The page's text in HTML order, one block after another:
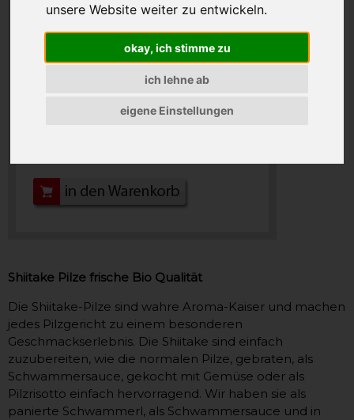
unsere Website weiter zu entwickeln.
okay, ich stimme zu
ich lehne ab
eigene Einstellungen
Preis inkl. MwSt., zzgl. VSK
derzeit nicht lieferbar
Shiitake Pilze frische Bio Qualität
Die Shiitake-Pilze sind wahre Aroma-Kaiser und machen
jedes Pilzgericht zu einem besonderen
Geschmackserlebnis. Die Shiitake sind einfach
zuzubereiten, wie die normalen Pilze, gebraten, als
Schwammersauce, gekocht mit Gemüse oder als
Pilzrisotto einfach hervorragend. Wir haben sie als
panierte Schwammerl, als Schwammersauce und in